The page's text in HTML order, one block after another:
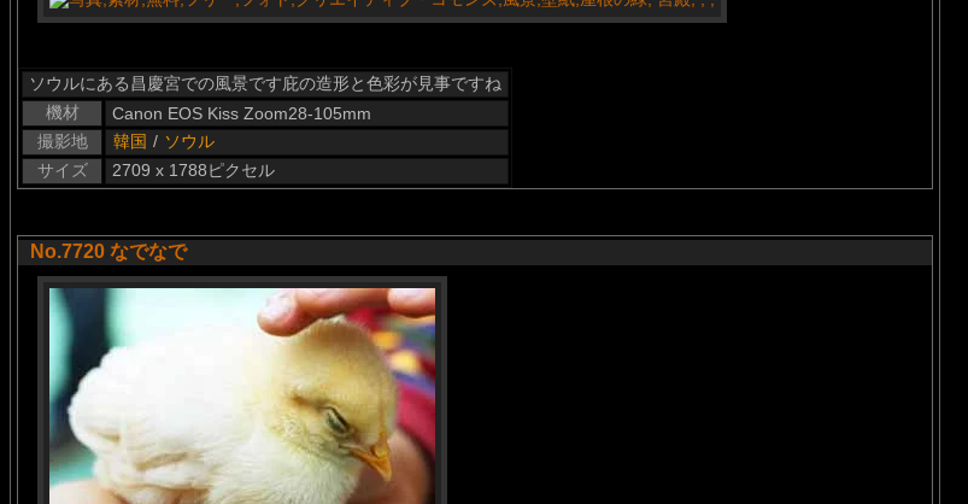
ソウルにある昌慶宮での風景です庇の造形と色彩が見事ですね
機材
Canon EOS Kiss Zoom28-105mm
撮影地
韓国 / ソウル
サイズ
2709 x 1788ピクセル
No.7720 なでなで